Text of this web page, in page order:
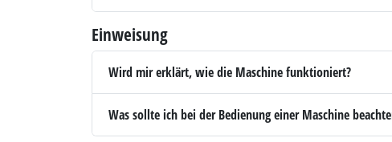
Einweisung
Wird mir erklärt, wie die Maschine funktioniert?
Was sollte ich bei der Bedienung einer Maschine